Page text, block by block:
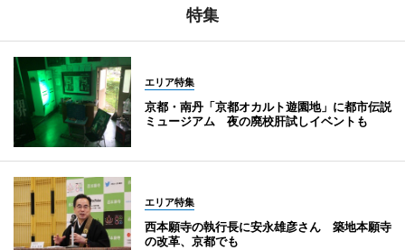
特集
エリア特集
京都・南丹「京都オカルト遊園地」に都市伝説
ミュージアム 夜の廃校肝試しイベントも
エリア特集
西本願寺の執行長に安永雄彦さん 築地本願寺
の改革、京都でも